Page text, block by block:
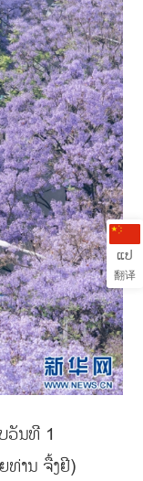
ວັນທີ 1
ທ່ານ ຈື້ງຢີ)
ແປ
翻译